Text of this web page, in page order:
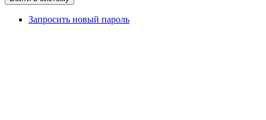
Запросить новый пароль